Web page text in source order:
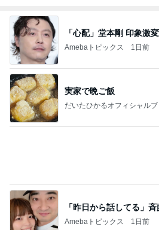
「心配」堂本剛 印象激
Amebaトピックス 1日前
実家で晩ご飯
だいたひかるオフィシャルブ
ありがとうございます
市川團十郎白猿オフィシャルB